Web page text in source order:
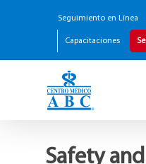
Seguimiento en Línea
Capacitaciones
Safety